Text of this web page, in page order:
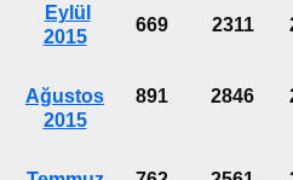
Eylül
2015
669 2311
Ağustos
2015
891 2846